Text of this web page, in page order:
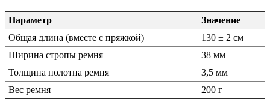
Параметр
Значение
Общая длина (вместе с пряжкой)
130 ± 2 см
Ширина стропы ремня
38 мм
Толщина полотна ремня
3,5 мм
Вес ремня
200 г